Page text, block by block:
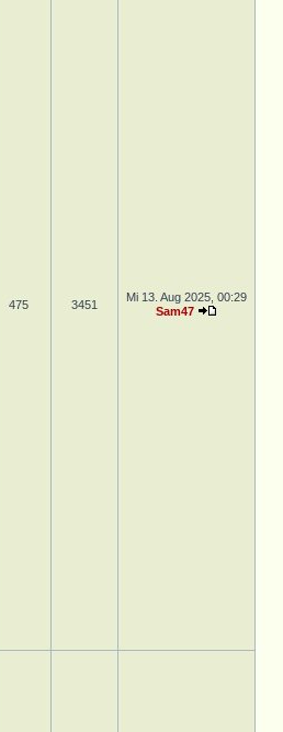
475 3451
Mi 13. Aug 2025, 00:29
Sam47